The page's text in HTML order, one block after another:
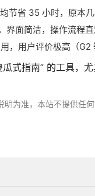
节省 35 小时，原本
面简洁，操作流程直
用户评价极高（G2
式指南” 的工具，
为准，本站不提供任